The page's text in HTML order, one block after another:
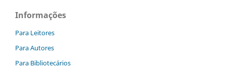
Informações
Para Leitores
Para Autores
Para Bibliotecários